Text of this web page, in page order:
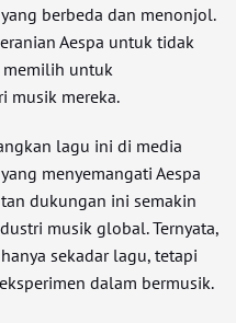
berbeda dan menonjol.
Aespa untuk tidak
memilih untuk
musik mereka.
lagu ini di media
menyemangati Aespa
dukungan ini semakin
musik global. Ternyata,
sekadar lagu, tetapi
dalam bermusik.